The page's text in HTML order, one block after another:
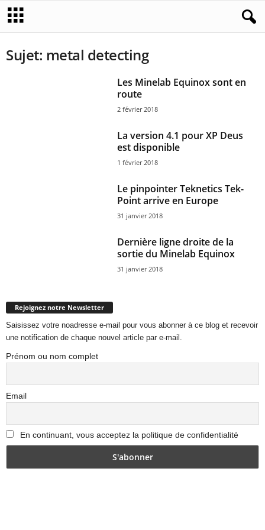
Sujet: metal detecting
Les Minelab Equinox sont en
route
2 février 2018
La version 4.1 pour XP Deus
est disponible
1 février 2018
Le pinpointer Teknetics Tek-
Point arrive en Europe
31 janvier 2018
Dernière ligne droite de la
sortie du Minelab Equinox
31 janvier 2018
Rejoignez notre Newsletter
Saisissez votre noadresse e-mail pour vous abonner à ce blog et recevoir
une notification de chaque nouvel article par e-mail.
Prénom ou nom complet
Email
En continuant, vous acceptez la politique de confidentialité